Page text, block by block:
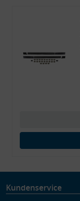
Kundenservice